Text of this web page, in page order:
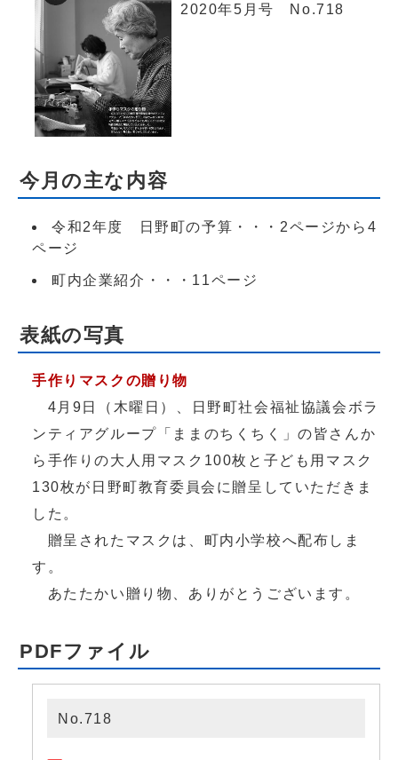
2020年5月号 No.718
今月の主な内容
令和2年度 日野町の予算・・・2ページから4
ページ
町内企業紹介・・・11ページ
表紙の写真
手作りマスクの贈り物
4月9日（木曜日）、日野町社会福祉協議会ボラ
ンティアグループ「ままのちくちく」の皆さんか
ら手作りの大人用マスク100枚と子ども用マスク
130枚が日野町教育委員会に贈呈していただきま
した。
贈呈されたマスクは、町内小学校へ配布しま
す。
あたたかい贈り物、ありがとうございます。
PDFファイル
No.718